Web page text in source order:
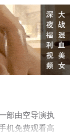
部由空导演执
机免费观看高